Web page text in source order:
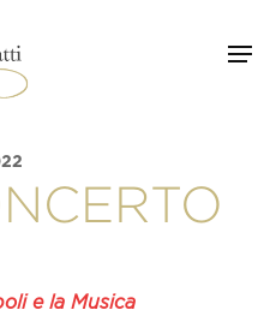
e la Musica